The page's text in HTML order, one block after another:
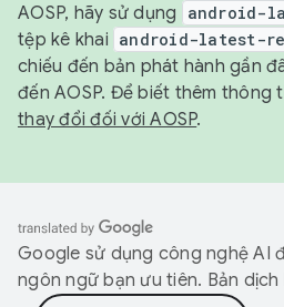
AOSP, hãy sử dụng
android-
tệp kê khai android-latest-
chiếu đến bản phát hành gần
đến AOSP. Để biết thêm thông
thay đổi đối với AOSP.
Google sử dụng công nghệ AI
ngôn ngữ bạn ưu tiên. Bản